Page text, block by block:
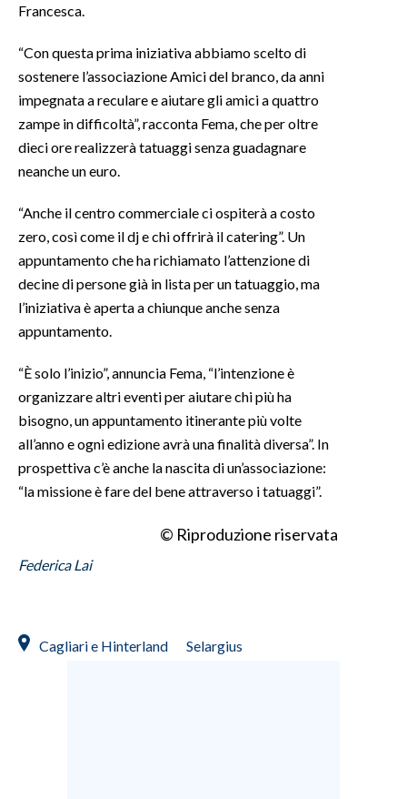
ABBONATI
ANNUNCI
NECROLOGI
PUBBLICITÀ
SPIAGGE
STORE
Francesca.
“Con questa prima iniziativa abbiamo scelto di
sostenere l’associazione Amici del branco, da anni
impegnata a reculare e aiutare gli amici a quattro
zampe in difficoltà”, racconta Fema, che per oltre
dieci ore realizzerà tatuaggi senza guadagnare
neanche un euro.
“Anche il centro commerciale ci ospiterà a costo
zero, così come il dj e chi offrirà il catering”. Un
appuntamento che ha richiamato l’attenzione di
decine di persone già in lista per un tatuaggio, ma
l’iniziativa è aperta a chiunque anche senza
appuntamento.
“È solo l’inizio”, annuncia Fema, “l’intenzione è
organizzare altri eventi per aiutare chi più ha
bisogno, un appuntamento itinerante più volte
all’anno e ogni edizione avrà una finalità diversa”. In
prospettiva c’è anche la nascita di un’associazione:
“la missione è fare del bene attraverso i tatuaggi”.
© Riproduzione riservata
Federica Lai
Cagliari e Hinterland Selargius